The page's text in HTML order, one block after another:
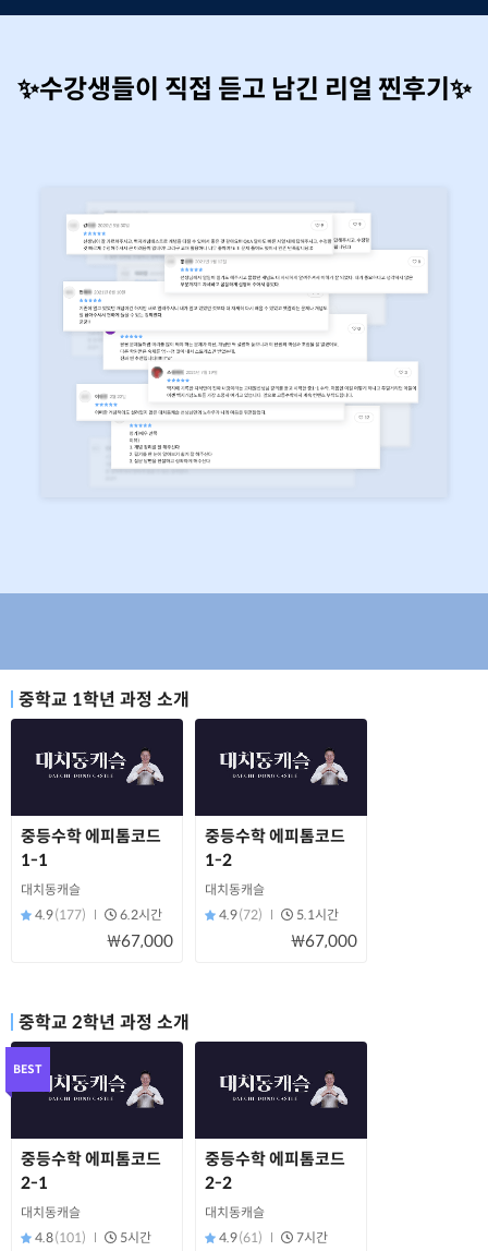
✨수강생들이 직접 듣고 남긴 리얼 찐후기 ✨
중학교 1학년 과정 소개
중등수학 에피톰코드
1-1
대치동캐슬
4.9(177) 6.2시간
₩67,000
중등수학 에피톰코드
1-2
대치동캐슬
4.9(72) 5.1시간
₩67,000
중학교 2학년 과정 소개
BEST
중등수학 에피톰코드
2-1
대치동캐슬
4.8(101) 5시간
중등수학 에피톰코드
2-2
대치동캐슬
4.9(61) 7시간